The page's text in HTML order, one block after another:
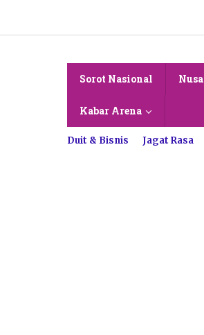
konten
Sorot Nasional
Kabar Arena
Duit & Bisnis Jagat Rasa